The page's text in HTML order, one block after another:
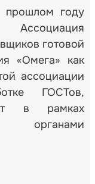
году
готовой
«Омега» как
ассоциации
ГОСТов,
в рамках